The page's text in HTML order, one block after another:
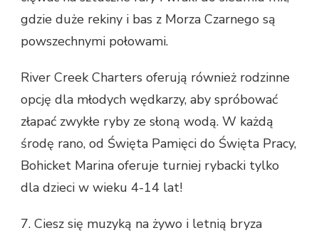
gdzie duże rekiny i bas z Morza Czarnego są
powszechnymi połowami.
River Creek Charters oferują również rodzinne
opcję dla młodych wędkarzy, aby spróbować
złapać zwykłe ryby ze słoną wodą. W każdą
środę rano, od Święta Pamięci do Święta Pracy,
Bohicket Marina oferuje turniej rybacki tylko
dla dzieci w wieku 4-14 lat!
7. Ciesz się muzyką na żywo i letnią bryza